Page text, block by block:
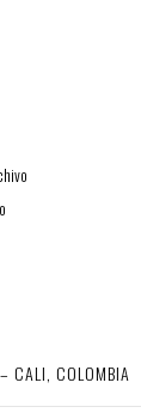
CALI, COLOMBIA